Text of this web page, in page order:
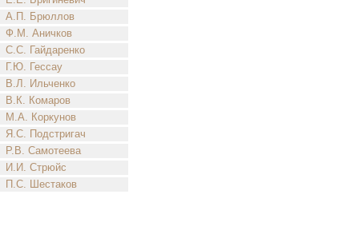
А.П. Брюллов
Ф.М. Аничков
С.С. Гайдаренко
Г.Ю. Гессау
В.Л. Ильченко
В.К. Комаров
М.А. Коркунов
Я.С. Подстригач
Р.В. Самотеева
И.И. Стрюйс
П.С. Шестаков